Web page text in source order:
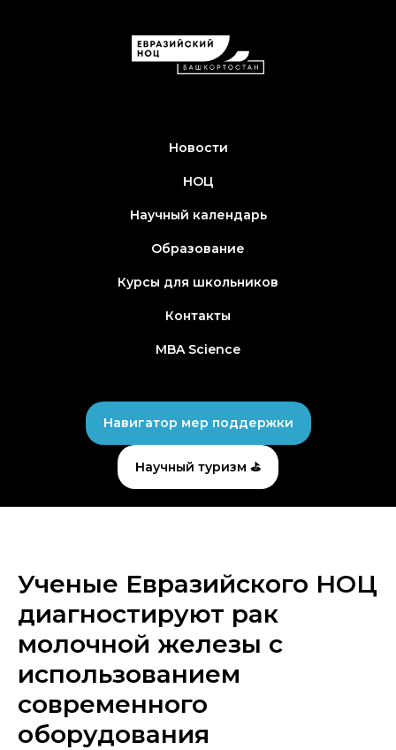
Новости
НОЦ
Научный календарь
Образование
Курсы для школьников
Контакты
MBA Science
Навигатор мер поддержки
Научный туризм ⛳
Ученые Евразийского НОЦ
диагностируют рак
молочной железы с
использованием
современного
оборудования